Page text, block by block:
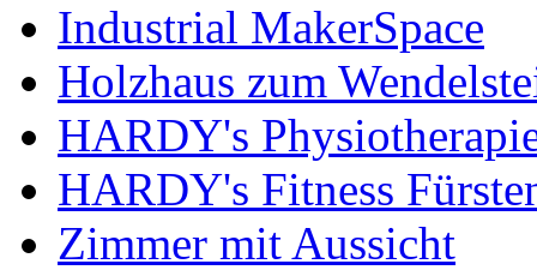
Industrial MakerSpace
Holzhaus zum
HARDY's
HARDY's Fitness
Zimmer mit Aussicht